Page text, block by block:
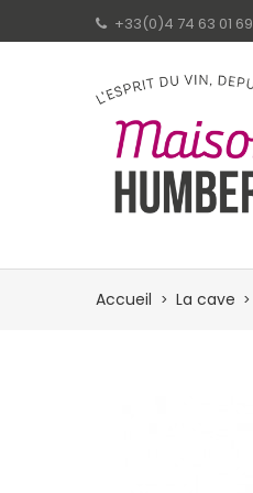
+33(0)4 74 63 01 69
Accueil La cave